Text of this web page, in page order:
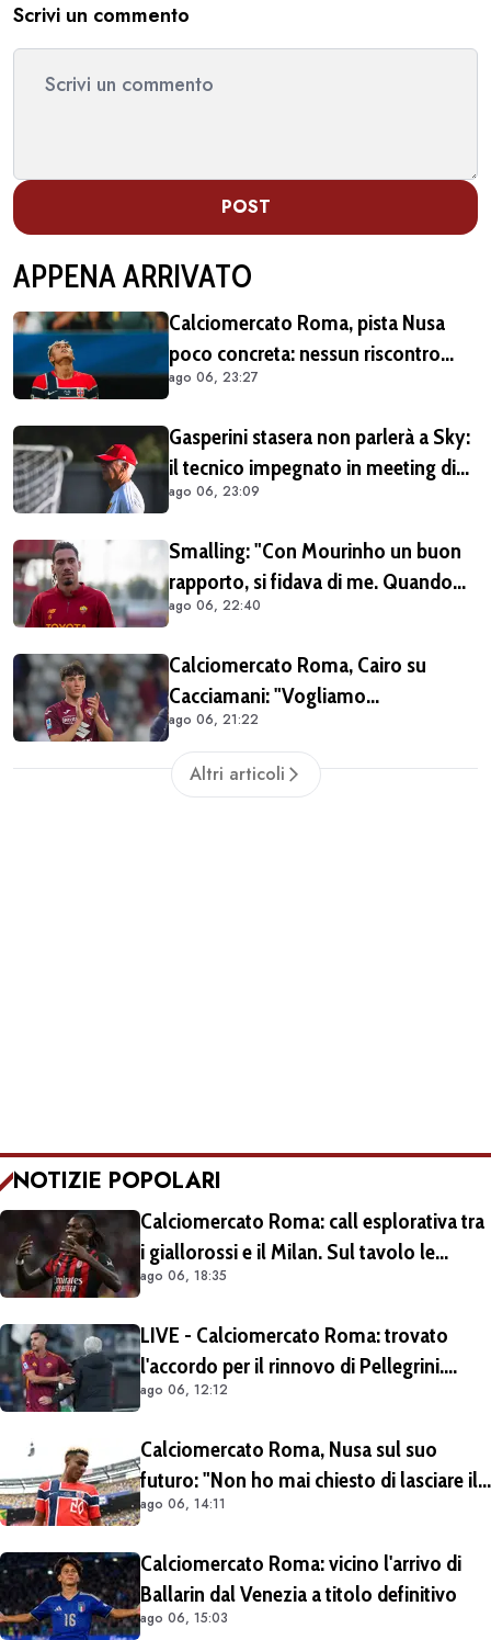
Scrivi un commento
POST
APPENA ARRIVATO
Calciomercato Roma, pista Nusa
poco concreta: nessun riscontro
positivo dal calciatore né dal Lipsia
ago 06, 23:27
Gasperini stasera non parlerà a Sky:
il tecnico impegnato in meeting di
mercato
ago 06, 23:09
Smalling: "Con Mourinho un buon
rapporto, si fidava di me. Quando
mi criticò? Mi aveva dato la
avevo raggiunto il limite con gli
antidolorifici"
ago 06, 22:40
Calciomercato Roma, Cairo su
Cacciamani: "Vogliamo
assolutamente tenerlo". Distanza tra
i club sulla valutazione del
giocatore
ago 06, 21:22
Altri articoli
NOTIZIE POPOLARI
Calciomercato Roma: call esplorativa tra
i giallorossi e il Milan. Sul tavolo le
situazioni di Leao e Soulé
ago 06, 18:35
LIVE - Calciomercato Roma: trovato
l'accordo per il rinnovo di Pellegrini.
Prolungamento di un solo anno
ago 06, 12:12
Calciomercato Roma, Nusa sul suo
futuro: "Non ho mai chiesto di lasciare il
Lipsia". Giallorossi ancora al lavoro
ago 06, 14:11
Calciomercato Roma: vicino l'arrivo di
Ballarin dal Venezia a titolo definitivo
ago 06, 15:03